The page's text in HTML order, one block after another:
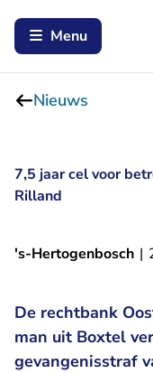
Menu
Nieuws
7,5 jaar cel voor
Rilland
's-Hertogenbosch |
De rechtbank
man uit Boxtel
gevangenisstraf